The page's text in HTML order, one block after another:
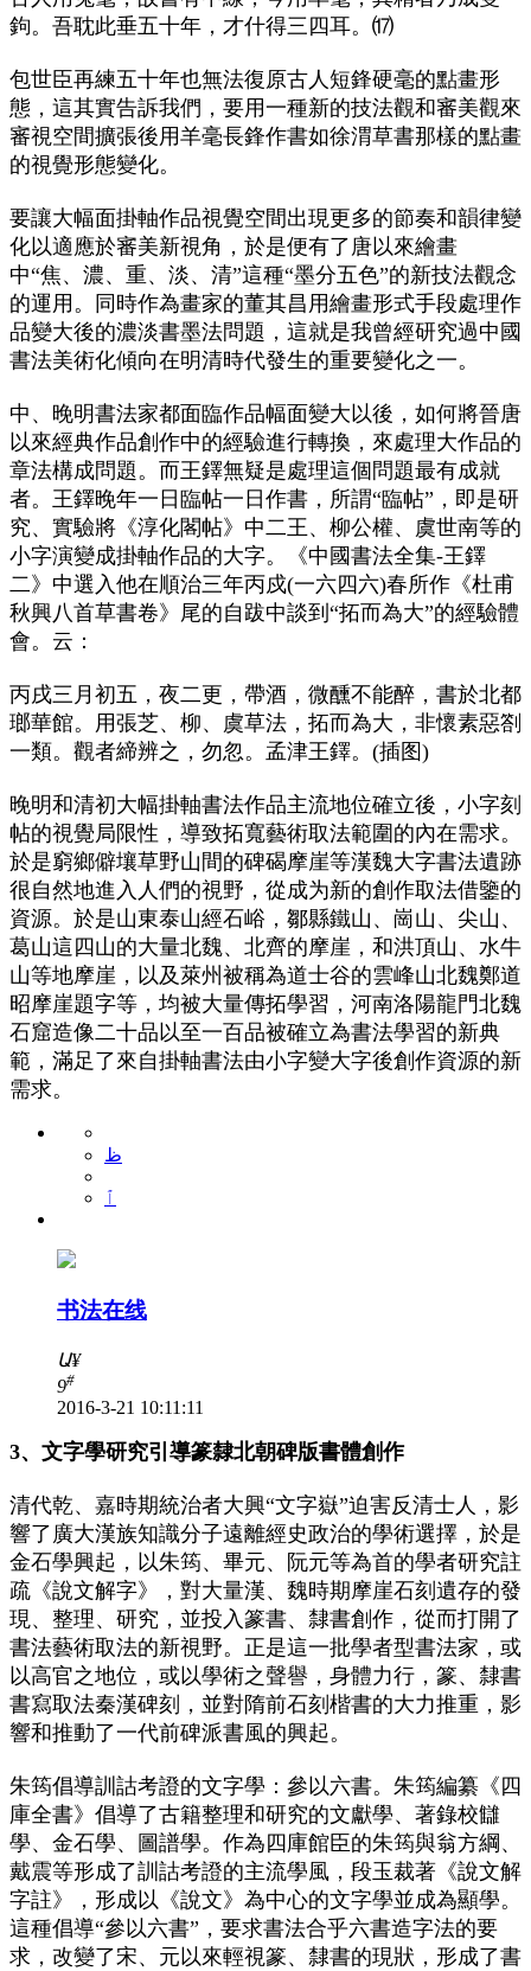
鉤。吾耽此垂五十年，才什得三四耳。⒄
包世臣再練五十年也無法復原古人短鋒硬毫的點畫形
態，這其實告訴我們，要用一種新的技法觀和審美觀來
審視空間擴張後用羊毫長鋒作書如徐渭草書那樣的點畫
的視覺形態變化。
要讓大幅面掛軸作品視覺空間出現更多的節奏和韻律變
化以適應於審美新視角，於是便有了唐以來繪畫
中“焦、濃、重、淡、清”這種“墨分五色”的新技法觀念
的運用。同時作為畫家的董其昌用繪畫形式手段處理作
品變大後的濃淡書墨法問題，這就是我曾經研究過中國
書法美術化傾向在明清時代發生的重要變化之一。
中、晚明書法家都面臨作品幅面變大以後，如何將晉唐
以來經典作品創作中的經驗進行轉換，來處理大作品的
章法構成問題。而王鐸無疑是處理這個問題最有成就
者。王鐸晚年一日臨帖一日作書，所謂“臨帖”，即是研
究、實驗將《淳化閣帖》中二王、柳公權、虞世南等的
小字演變成掛軸作品的大字。《中國書法全集-王鐸
二》中選入他在順治三年丙戍(一六四六)春所作《杜甫
秋興八首草書卷》尾的自跋中談到“拓而為大”的經驗體
會。云：
丙戌三月初五，夜二更，帶酒，微醺不能醉，書於北都
瑯華館。用張芝、柳、虞草法，拓而為大，非懷素惡劄
一類。觀者締辨之，勿忽。孟津王鐸。(插图)
晚明和清初大幅掛軸書法作品主流地位確立後，小字刻
帖的視覺局限性，導致拓寬藝術取法範圍的內在需求。
於是窮鄉僻壤草野山間的碑碣摩崖等漢魏大字書法遺跡
很自然地進入人們的視野，從成为新的創作取法借鑒的
資源。於是山東泰山經石峪，鄒縣鐵山、崗山、尖山、
葛山這四山的大量北魏、北齊的摩崖，和洪頂山、水牛
山等地摩崖，以及萊州被稱為道士谷的雲峰山北魏鄭道
昭摩崖題字等，均被大量傳拓學習，河南洛陽龍門北魏
石窟造像二十品以至一百品被確立為書法學習的新典
範，滿足了來自掛軸書法由小字變大字後創作資源的新
需求。
ظ
ٱ
书法在线
Ա¥
9#
2016-3-21 10:11:11
3、文字學研究引導篆隸北朝碑版書體創作
清代乾、嘉時期統治者大興“文字嶽”迫害反清士人，影
響了廣大漢族知識分子遠離經史政治的學術選擇，於是
金石學興起，以朱筠、畢元、阮元等為首的學者研究註
疏《說文解字》，對大量漢、魏時期摩崖石刻遺存的發
現、整理、研究，並投入篆書、隸書創作，從而打開了
書法藝術取法的新視野。正是這一批學者型書法家，或
以高官之地位，或以學術之聲譽，身體力行，篆、隸書
書寫取法秦漢碑刻，並對隋前石刻楷書的大力推重，影
響和推動了一代前碑派書風的興起。
朱筠倡導訓詁考證的文字學：參以六書。朱筠編纂《四
庫全書》倡導了古籍整理和研究的文獻學、著錄校讎
學、金石學、圖譜學。作為四庫館臣的朱筠與翁方綱、
戴震等形成了訓詁考證的主流學風，段玉裁著《說文解
字註》，形成以《說文》為中心的文字學並成為顯學。
這種倡導“參以六書”，要求書法合乎六書造字法的要
求，改變了宋、元以來輕視篆、隸書的現狀，形成了書